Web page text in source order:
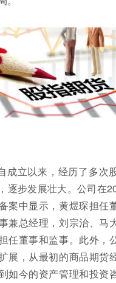
成立以来，经历了多次
逐步发展壮大。公司在
案中显示，黄煜琛担任
兼总经理，刘宗治、马
任董事和监事。此外，
展，从最初的商品期货
如今的资产管理和投资